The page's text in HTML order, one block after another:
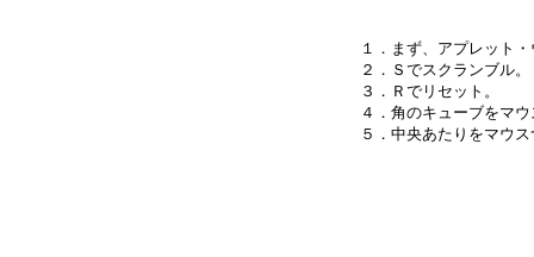
１．まず、アプレット
２．Ｓでスクランブル。
３．Ｒでリセット。
４．角のキューブをマ